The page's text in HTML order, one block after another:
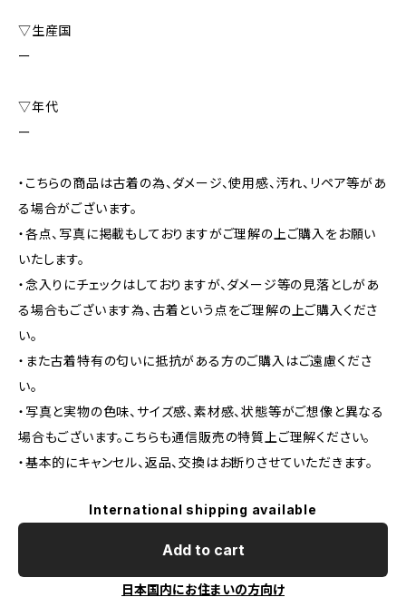
▽生産国
ー
▽年代
ー
・こちらの商品は古着の為、ダメージ、使用感、汚れ、リペア等があ
る場合がございます。
・各点、写真に掲載もしておりますがご理解の上ご購入をお願い
いたします。
・念入りにチェックはしておりますが、ダメージ等の見落としがあ
る場合もございます為、古着という点をご理解の上ご購入くださ
い。
・また古着特有の匂いに抵抗がある方のご購入はご遠慮くださ
い。
・写真と実物の色味、サイズ感、素材感、状態等がご想像と異なる
場合もございます。こちらも通信販売の特質上ご理解ください。
・基本的にキャンセル、返品、交換はお断りさせていただきます。
International shipping available
Add to cart
日本国内にお住まいの方向け